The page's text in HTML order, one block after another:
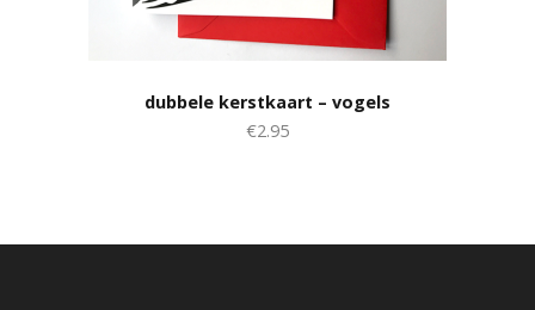
dubbele kerstkaart – vogels
€2.95